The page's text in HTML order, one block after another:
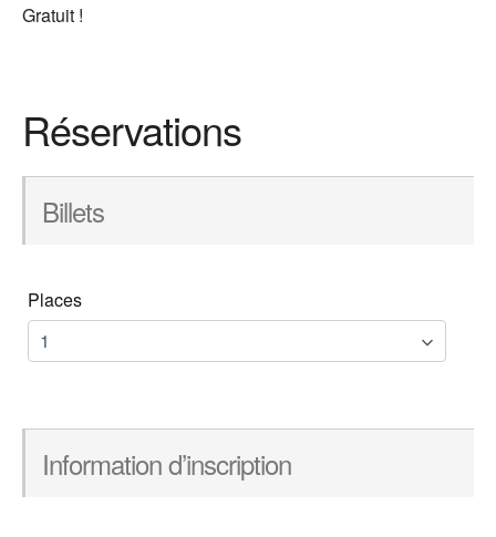
Gratuit !
Réservations
Billets
Places
Information d’inscription